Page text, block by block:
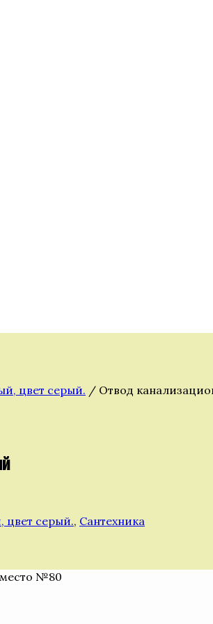
цвет серый. / Отвод
цвет серый., Сантехника
№80